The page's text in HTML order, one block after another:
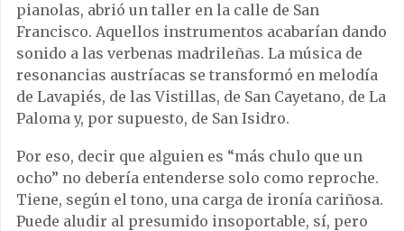
pianolas, abrió un taller en la calle de San
Francisco. Aquellos instrumentos acabarían dando
sonido a las verbenas madrileñas. La música de
resonancias austríacas se transformó en melodía
de Lavapiés, de las Vistillas, de San Cayetano, de La
Paloma y, por supuesto, de San Isidro.
Por eso, decir que alguien es “más chulo que un
ocho” no debería entenderse solo como reproche.
Tiene, según el tono, una carga de ironía cariñosa.
Puede aludir al presumido insoportable, sí, pero